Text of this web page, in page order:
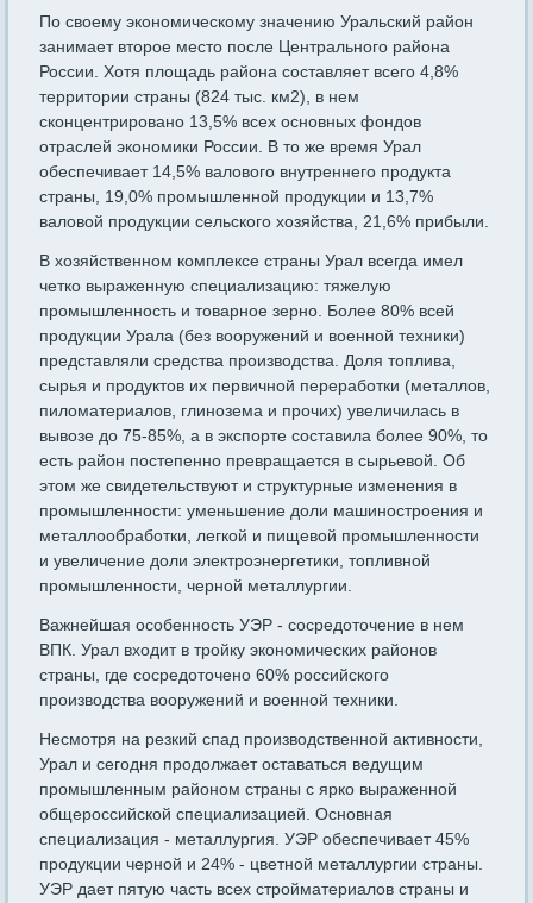
По своему экономическому значению Уральский район
занимает второе место после Центрального района
России. Хотя площадь района составляет всего 4,8%
территории страны (824 тыс. км2), в нем
сконцентрировано 13,5% всех основных фондов
отраслей экономики России. В то же время Урал
обеспечивает 14,5% валового внутреннего продукта
страны, 19,0% промышленной продукции и 13,7%
валовой продукции сельского хозяйства, 21,6% прибыли.
В хозяйственном комплексе страны Урал всегда имел
четко выраженную специализацию: тяжелую
промышленность и товарное зерно. Более 80% всей
продукции Урала (без вооружений и военной техники)
представляли средства производства. Доля топлива,
сырья и продуктов их первичной переработки (металлов,
пиломатериалов, глинозема и прочих) увеличилась в
вывозе до 75-85%, а в экспорте составила более 90%, то
есть район постепенно превращается в сырьевой. Об
этом же свидетельствуют и структурные изменения в
промышленности: уменьшение доли машиностроения и
металлообработки, легкой и пищевой промышленности
и увеличение доли электроэнергетики, топливной
промышленности, черной металлургии.
Важнейшая особенность УЭР - сосредоточение в нем
ВПК. Урал входит в тройку экономических районов
страны, где сосредоточено 60% российского
производства вооружений и военной техники.
Несмотря на резкий спад производственной активности,
Урал и сегодня продолжает оставаться ведущим
промышленным районом страны с ярко выраженной
общероссийской специализацией. Основная
специализация - металлургия. УЭР обеспечивает 45%
продукции черной и 24% - цветной металлургии страны.
УЭР дает пятую часть всех стройматериалов страны и